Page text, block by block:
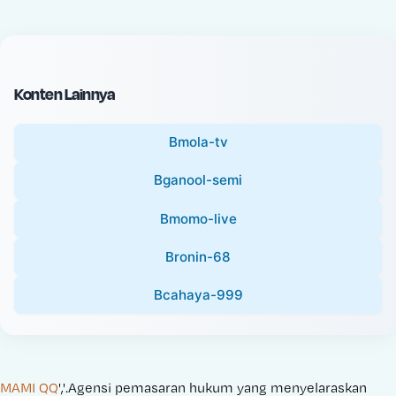
c
e
Konten Lainnya
Bmola-tv
Bganool-semi
Bmomo-live
Bronin-68
Bcahaya-999
MAMI QQ','.Agensi pemasaran hukum yang menyelaraskan